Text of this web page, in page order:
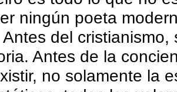
ningún poeta
del
Antes de la
no solamente la